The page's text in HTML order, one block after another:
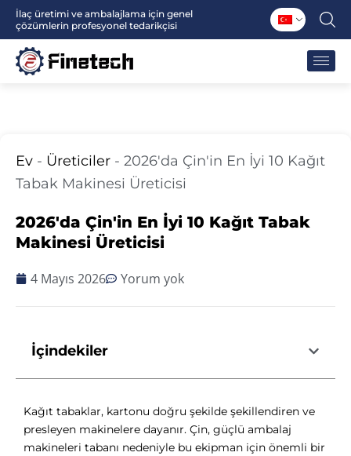
İçeriğe
atla
İlaç üretimi ve ambalajlama için genel
çözümlerin profesyonel tedarikçisi
Ev - Üreticiler - 2026'da Çin'in En İyi 10 Kağıt
Tabak Makinesi Üreticisi
2026'da Çin'in En İyi 10 Kağıt Tabak
Makinesi Üreticisi
4 Mayıs 2026 Yorum yok
İçindekiler
Kağıt tabaklar, kartonu doğru şekilde şekillendiren ve
presleyen makinelere dayanır. Çin, güçlü ambalaj
makineleri tabanı nedeniyle bu ekipman için önemli bir